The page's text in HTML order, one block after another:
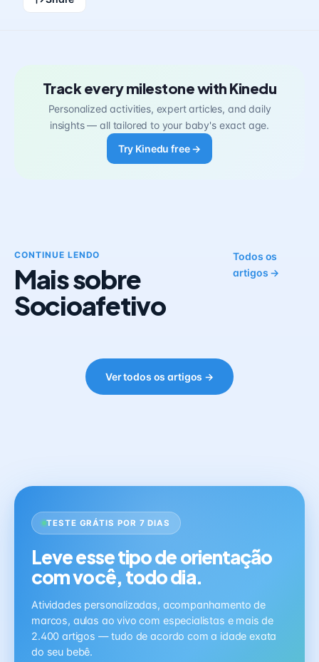
Track every milestone with Kinedu
Personalized activities, expert articles, and daily
insights — all tailored to your baby's exact age.
Try Kinedu free →
CONTINUE LENDO
Mais sobre
Socioafetivo
Todos os
artigos →
Ver todos os artigos →
TESTE GRÁTIS POR 7 DIAS
Leve esse tipo de orientação
com você, todo dia.
Atividades personalizadas, acompanhamento de
marcos, aulas ao vivo com especialistas e mais de
2.400 artigos — tudo de acordo com a idade exata
do seu bebê.